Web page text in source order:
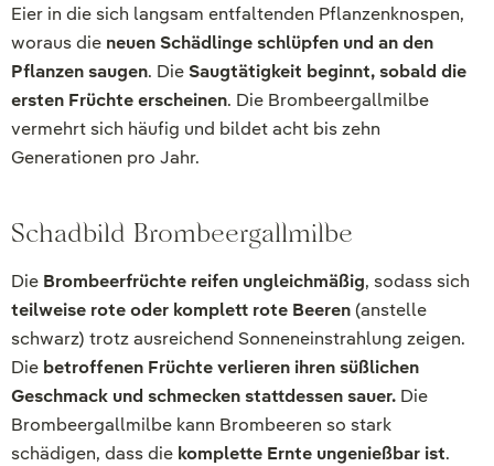
Eier in die sich langsam entfaltenden Pflanzenknospen,
woraus die neuen Schädlinge schlüpfen und an den
Pflanzen saugen. DieSaugtätigkeit beginnt, sobald die
ersten Früchte erscheinen. Die Brombeergallmilbe
vermehrt sich häufig und bildet acht bis zehn
Generationen pro Jahr.
Schadbild Brombeergallmilbe
Die Brombeerfrüchte reifen ungleichmäßig, sodass sich
teilweise rote oder komplett rote Beeren(anstelle
schwarz) trotz ausreichend Sonneneinstrahlung zeigen.
Die betroffenen Früchte verlieren ihren süßlichen
Geschmack und schmecken stattdessen sauer. Die
Brombeergallmilbe kann Brombeeren so stark
schädigen, dass die komplette Ernte ungenießbar ist.